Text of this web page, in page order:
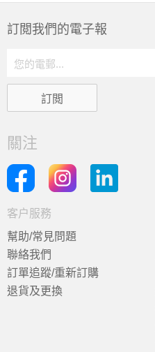
訂閲我們的電子報
關注
客户服務
幫助/常見問題
聯絡我們
訂單追蹤/重新訂購
退貨及更換